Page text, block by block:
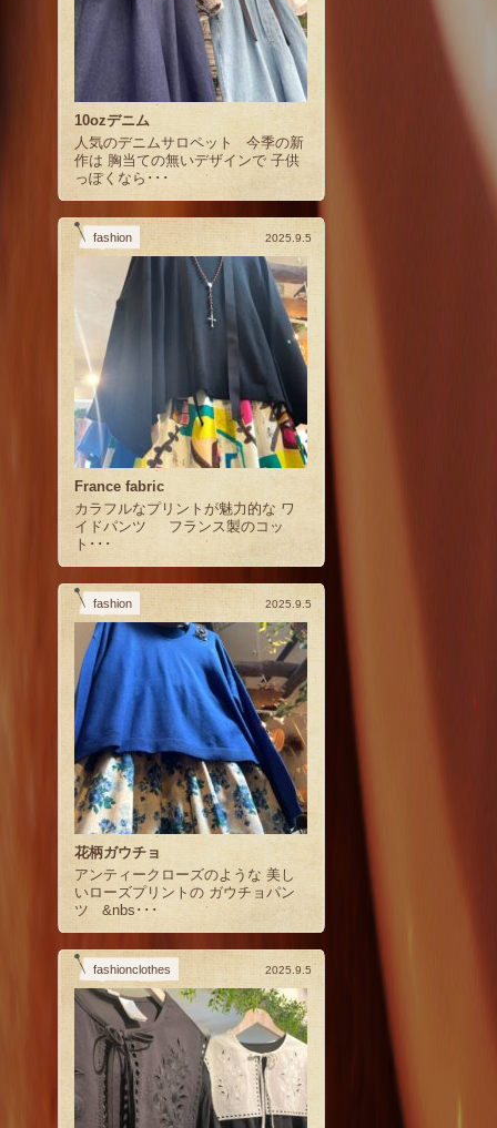
10ozデニム
人気のデニムサロペット 今季の新
作は 胸当ての無いデザインで 子供
っぽくなら･･･
fashion 2025.9.5
France fabric
カラフルなプリントが魅力的な ワ
イドパンツ フランス製のコッ
ト･･･
fashion 2025.9.5
花柄ガウチョ
アンティークローズのような 美し
いローズプリントの ガウチョパン
ツ &nbs･･･
fashionclothes 2025.9.5